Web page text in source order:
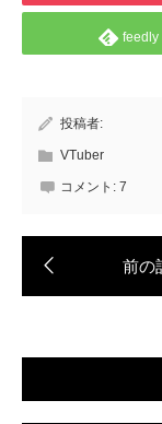
feedly
投稿者:
VTuber
コメント: 7